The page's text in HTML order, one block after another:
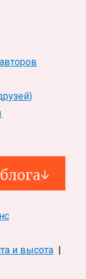
и высота